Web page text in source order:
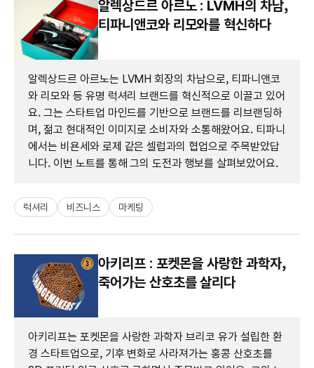
알렉상드르 아르노 : LVMH의 차남,
티파니앤코와 리모와를 혁신하다
알렉상드르 아르노는 LVMH 회장의 차남으로, 티파니앤코
와 리모와 등 유명 럭셔리 브랜드를 혁신적으로 이끌고 있어
요. 그는 스타트업 마인드를 기반으로 브랜드를 리브랜딩하
며, 젊고 현대적인 이미지로 소비자와 소통해왔어요. 티파니
에서는 비욘세와 로제 같은 셀럽과의 협업으로 주목받았답
니다. 이번 노트를 통해 그의 도전과 행보를 살펴보았어요.
럭셔리 비즈니스 마케팅
아키리프 : 포켓몬을 사랑한 과학자,
죽어가는 산호초를 살리다
아키리프는 포켓몬을 사랑한 과학자 브리코 유가 설립한 환
경 스타트업으로, 기후 변화로 사라져가는 홍콩 산호초를